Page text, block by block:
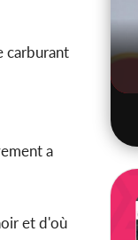
carburant
a
et d'où